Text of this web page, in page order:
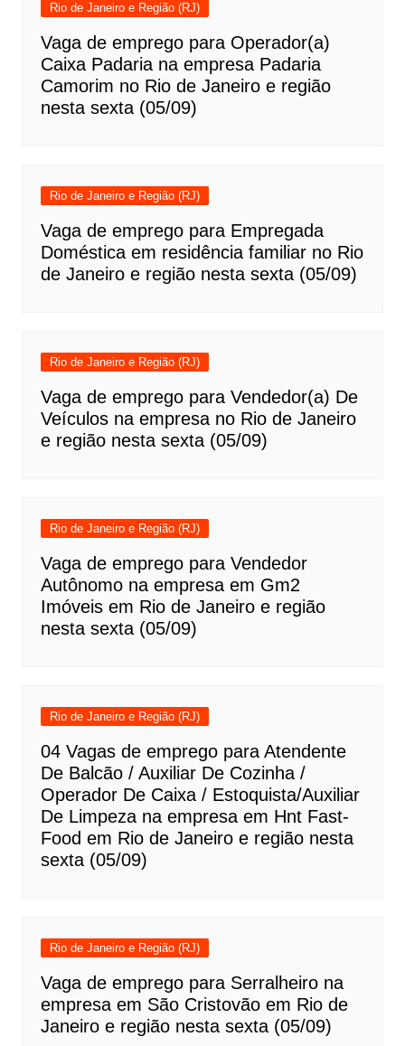
Rio de Janeiro e Região (RJ)
Vaga de emprego para Operador(a)
Caixa Padaria na empresa Padaria
Camorim no Rio de Janeiro e região
nesta sexta (05/09)
Rio de Janeiro e Região (RJ)
Vaga de emprego para Empregada
Doméstica em residência familiar no Rio
de Janeiro e região nesta sexta (05/09)
Rio de Janeiro e Região (RJ)
Vaga de emprego para Vendedor(a) De
Veículos na empresa no Rio de Janeiro
e região nesta sexta (05/09)
Rio de Janeiro e Região (RJ)
Vaga de emprego para Vendedor
Autônomo na empresa em Gm2
Imóveis em Rio de Janeiro e região
nesta sexta (05/09)
Rio de Janeiro e Região (RJ)
04 Vagas de emprego para Atendente
De Balcão / Auxiliar De Cozinha /
Operador De Caixa / Estoquista/Auxiliar
De Limpeza na empresa em Hnt Fast-
Food em Rio de Janeiro e região nesta
sexta (05/09)
Rio de Janeiro e Região (RJ)
Vaga de emprego para Serralheiro na
empresa em São Cristovão em Rio de
Janeiro e região nesta sexta (05/09)